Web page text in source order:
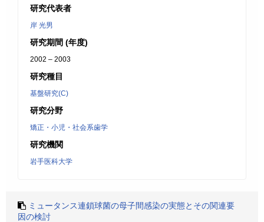
研究代表者
岸 光男
研究期間 (年度)
2002 – 2003
研究種目
基盤研究(C)
研究分野
矯正・小児・社会系歯学
研究機関
岩手医科大学
ミュータンス連鎖球菌の母子間感染の実態とその関連要
因の検討